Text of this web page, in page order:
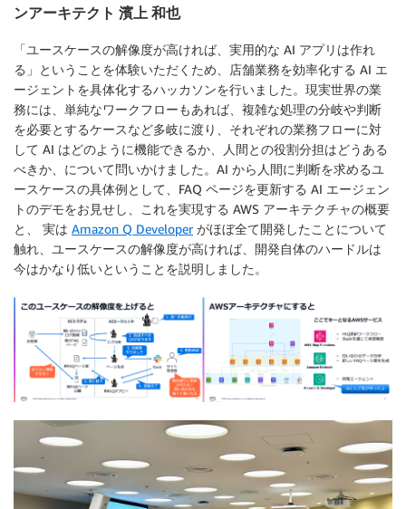
ンアーキテクト 濱上 和也
「ユースケースの解像度が高ければ、実用的な AI アプリは作れ
る」ということを体験いただくため、店舗業務を効率化する AI エ
ージェントを具体化するハッカソンを行いました。現実世界の業
務には、単純なワークフローもあれば、複雑な処理の分岐や判断
を必要とするケースなど多岐に渡り、それぞれの業務フローに対
して AI はどのように機能できるか、人間との役割分担はどうある
べきか、について問いかけました。AI から人間に判断を求めるユ
ースケースの具体例として、FAQ ページを更新する AI エージェン
トのデモをお見せし、これを実現する AWS アーキテクチャの概要
と、 実は Amazon Q Developerがほぼ全て開発したことについて
触れ、ユースケースの解像度が高ければ、開発自体のハードルは
今はかなり低いということを説明しました。